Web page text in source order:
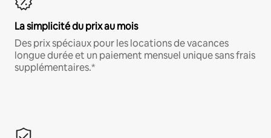
La simplicité du prix au mois
Des prix spéciaux pour les locations de vacances
longue durée et un paiement mensuel unique sans frais
supplémentaires.*